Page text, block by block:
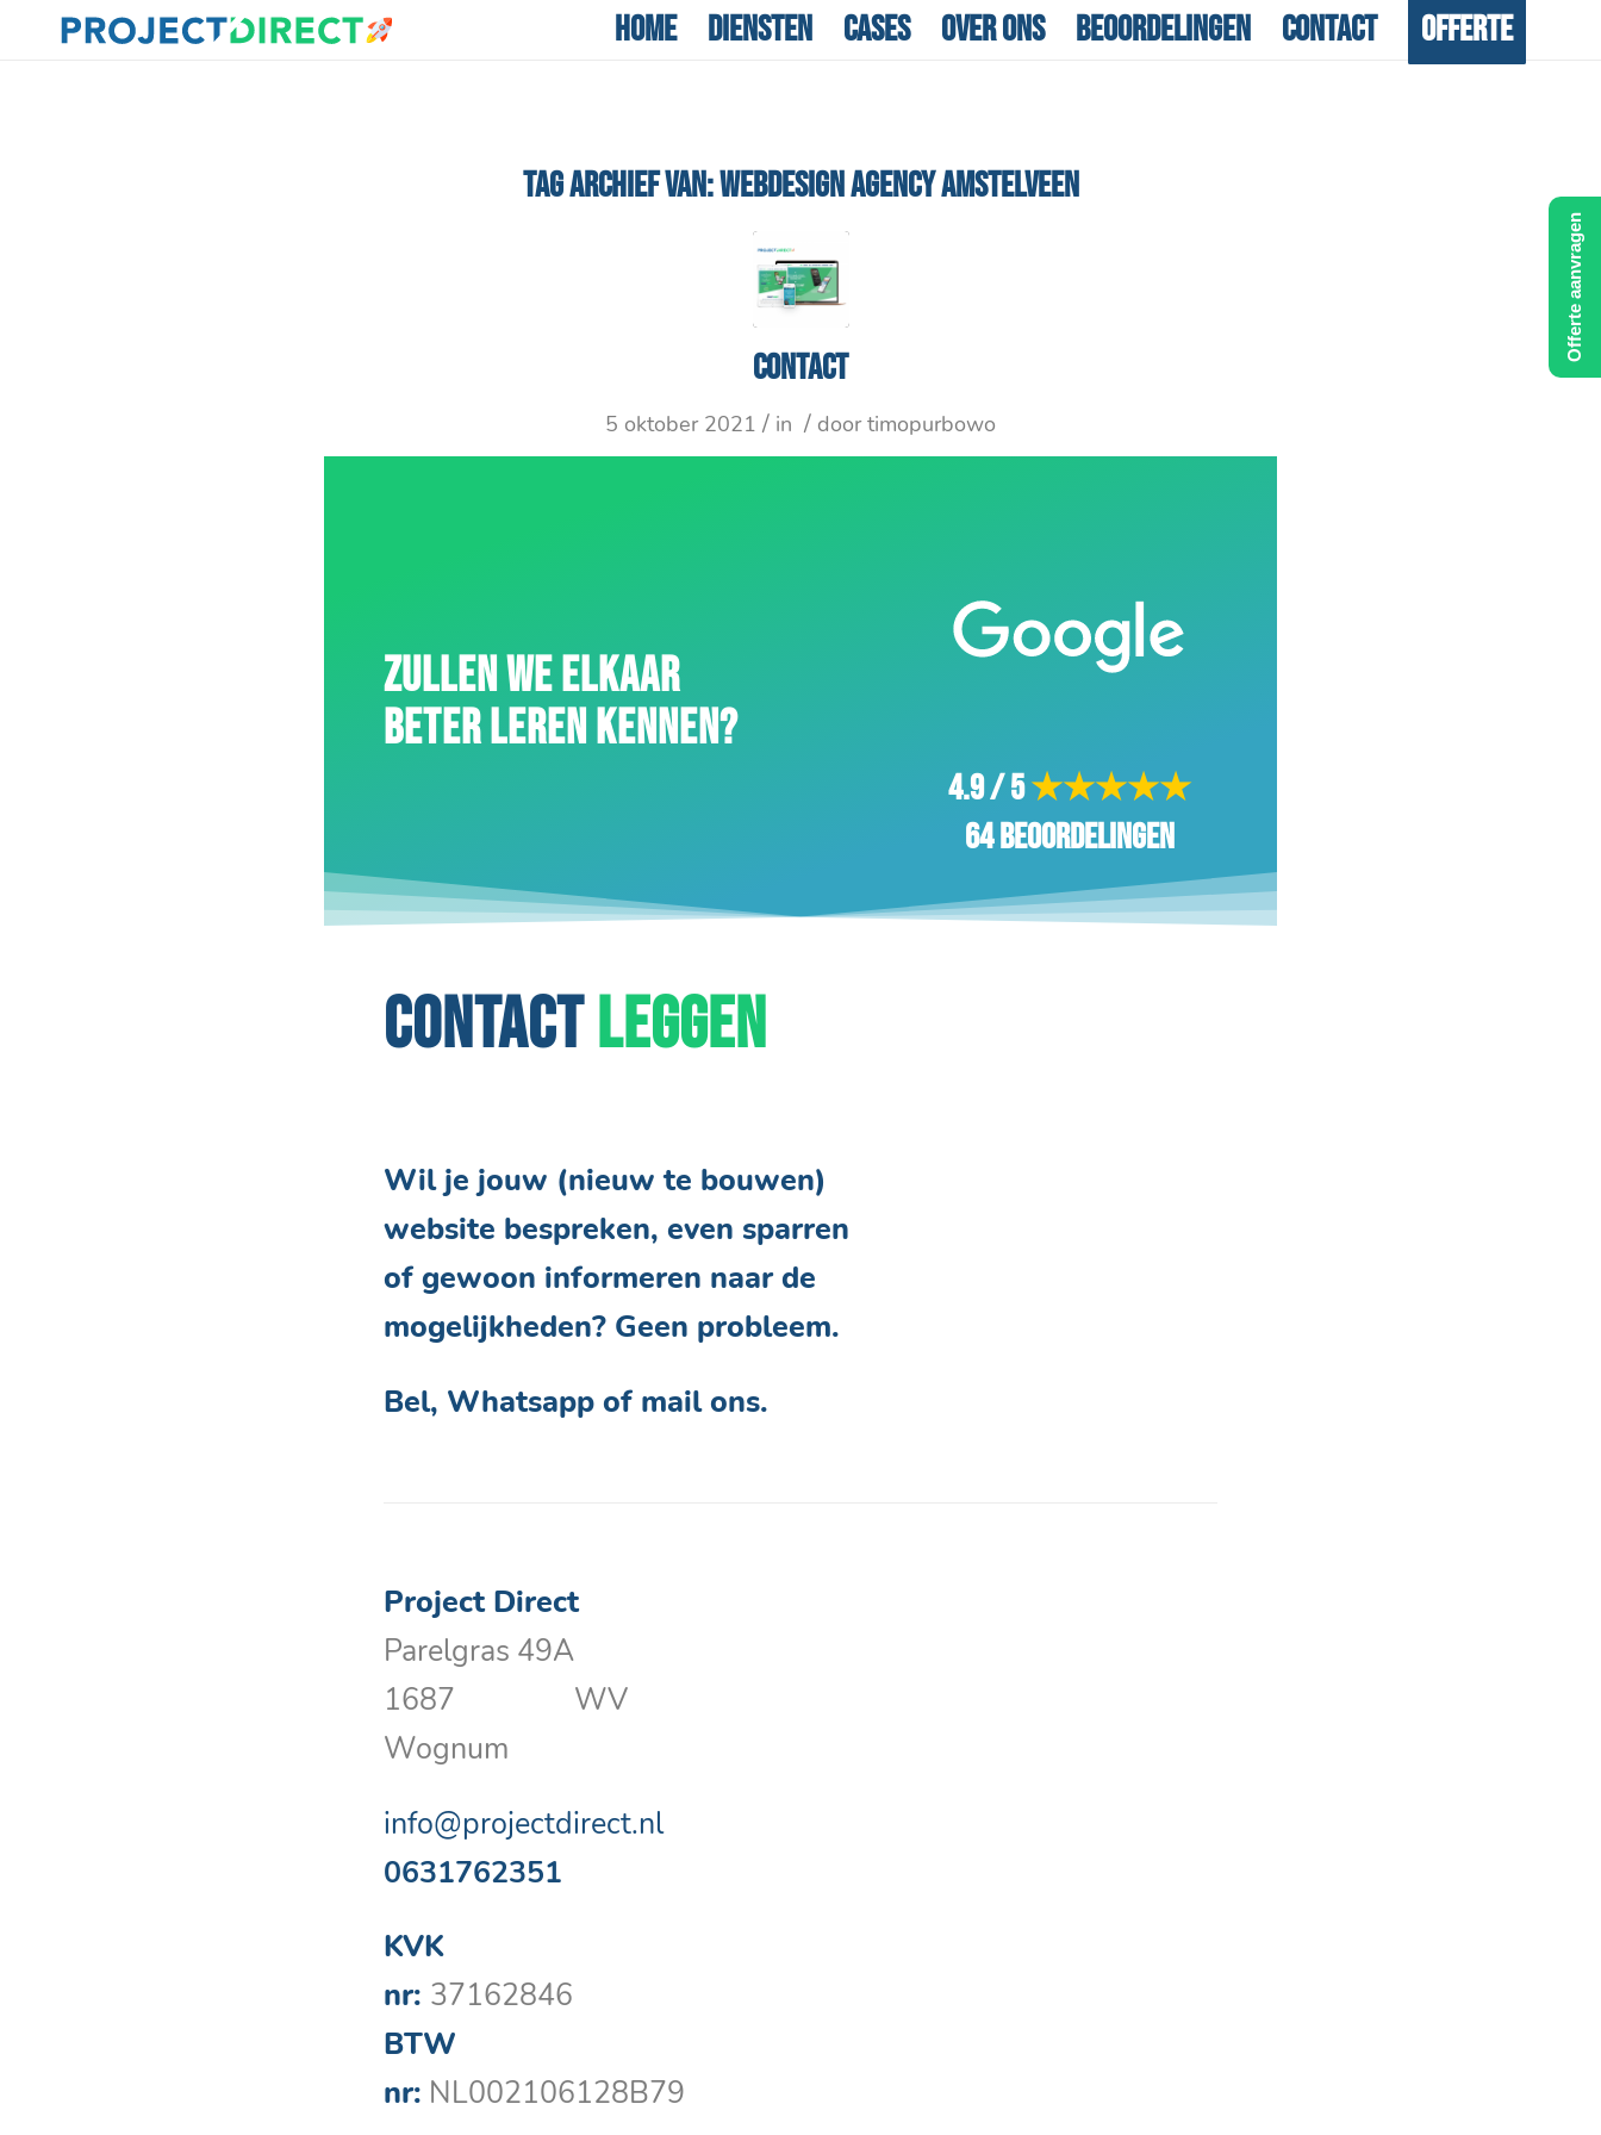
Home Diensten Cases Over ons Beoordelingen Contact Offerte
TAG ARCHIEF VAN:WEBDESIGN AGENCY AMSTELVEEN
Contact
5 oktober 2021 / in / doortimopurbowo
ZULLEN WE ELKAAR
BETER LEREN KENNEN?
4.9 / 5★★★★★
64 beoordelingen
CONTACTLEGGEN
Wil je jouw (nieuw te bouwen)
website bespreken, even sparren
of gewoon informeren naar de
mogelijkheden? Geen probleem.
Bel, Whatsapp of mail ons.
Project Direct
Parelgras 49A
1687 WV
Wognum
info@projectdirect.nl
0631762351
KVK
nr: 37162846
BTW
nr: NL002106128B79
Offerte aanvragen